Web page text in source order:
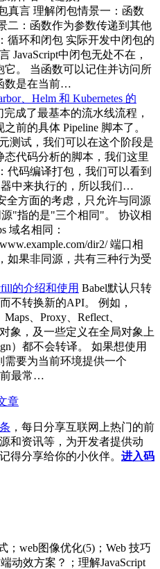
真言 理解闭包情景一：函数
二：函数作为参数传递到其他
循环和闭包 实际开发中闭包的
JavaScript中闭包无处不在，
它。 当函数可以记住并访问所
数是在当前…
、Helm 和 Kubernetes 的
完成了最基本的流水线流程，
前的具体 Pipeline 脚本了。
测试，我们可以在这个阶段是
代码分析的脚本，我们这里
代码编译打包，我们可以看到
器中来执行的，所以我们…
全方面的考虑，只允许与同源
"指的是"三个相同"。 协议相
域名相同：
dir2/ 端口相
如果非同源，共有三种行为受
的介绍和使用 Babel默认只转
不转换新的API。 例如，
、Proxy、Reflect、
象，及一些定义在全局对象上
）都不会转译。 如果想使用
要为当前环境提供一个
前最常…
章
，每日分享互联网上热门的前
和资讯等，为开发者提供动
得分享给你的小伙伴。 进入码
；web图像优化(5)；Web 技巧
动效方案？；理解JavaScript